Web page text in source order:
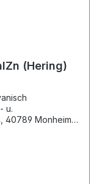
(Hering)
u.
40789 Monheim,